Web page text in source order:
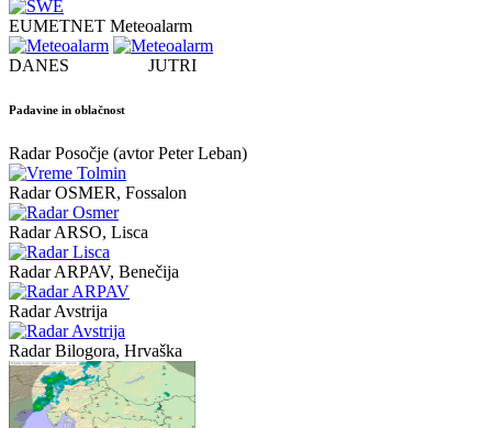
EUMETNET Meteoalarm
DANES JUTRI
Padavine in oblačnost
Radar Posočje (avtor Peter Leban)
Radar OSMER, Fossalon
Radar ARSO, Lisca
Radar ARPAV, Benečija
Radar Avstrija
Radar Bilogora, Hrvaška